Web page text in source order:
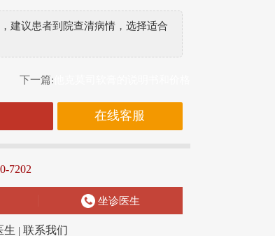
建议患者到院查清病情，选择适合
下一篇:
在线客服
7202
坐诊医生
生 | 联系我们